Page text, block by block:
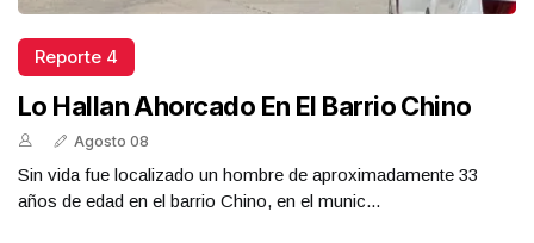
Reporte 4
Lo Hallan Ahorcado En El Barrio Chino
Agosto 08
Sin vida fue localizado un hombre de aproximadamente 33
años de edad en el barrio Chino, en el munic...